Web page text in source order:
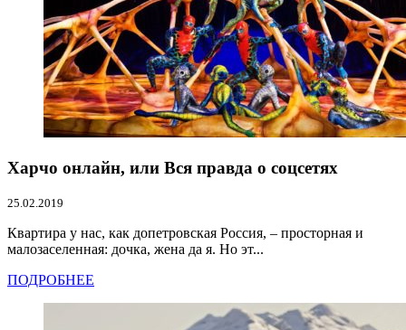
Харчо онлайн, или Вся правда о соцсетях
25.02.2019
Квартира у нас, как допетровская Россия, – просторная и
малозаселенная: дочка, жена да я. Но эт...
ПОДРОБНЕЕ